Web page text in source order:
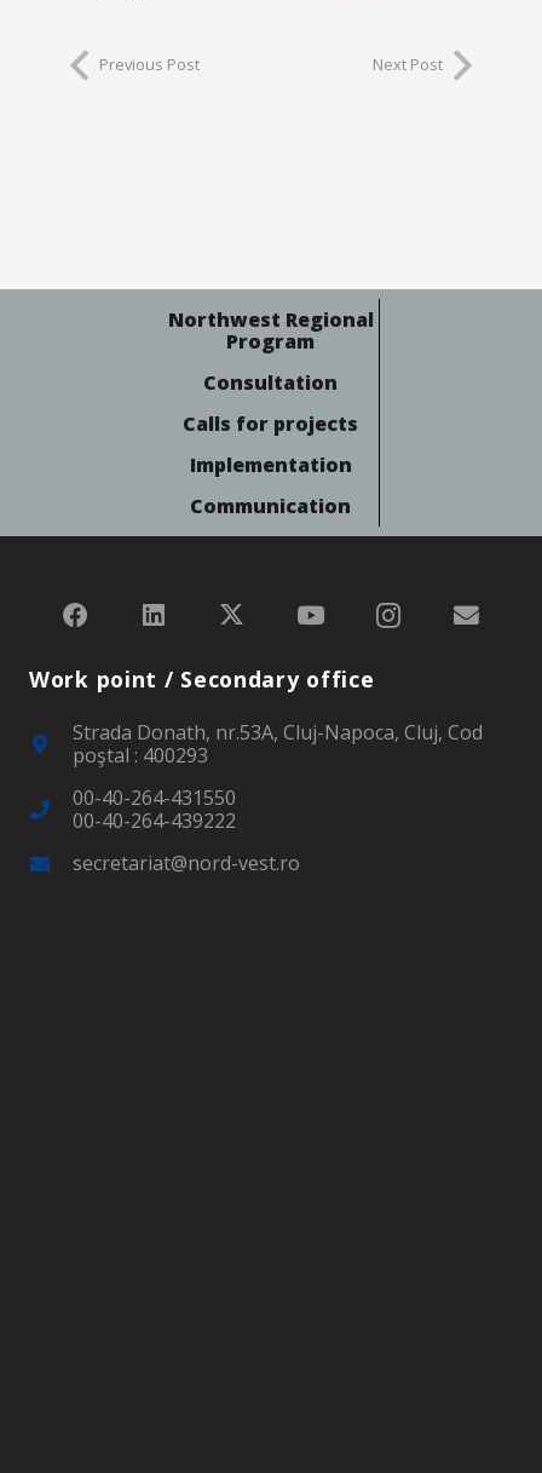
Previous Post Next Post
Northwest Regional
Program
Consultation
Calls for projects
Implementation
Communication
Work point / Secondary office
Strada Donath, nr.53A, Cluj-Napoca, Cluj, Cod
poştal : 400293
00-40-264-431550
00-40-264-439222
secretariat@nord-vest.ro